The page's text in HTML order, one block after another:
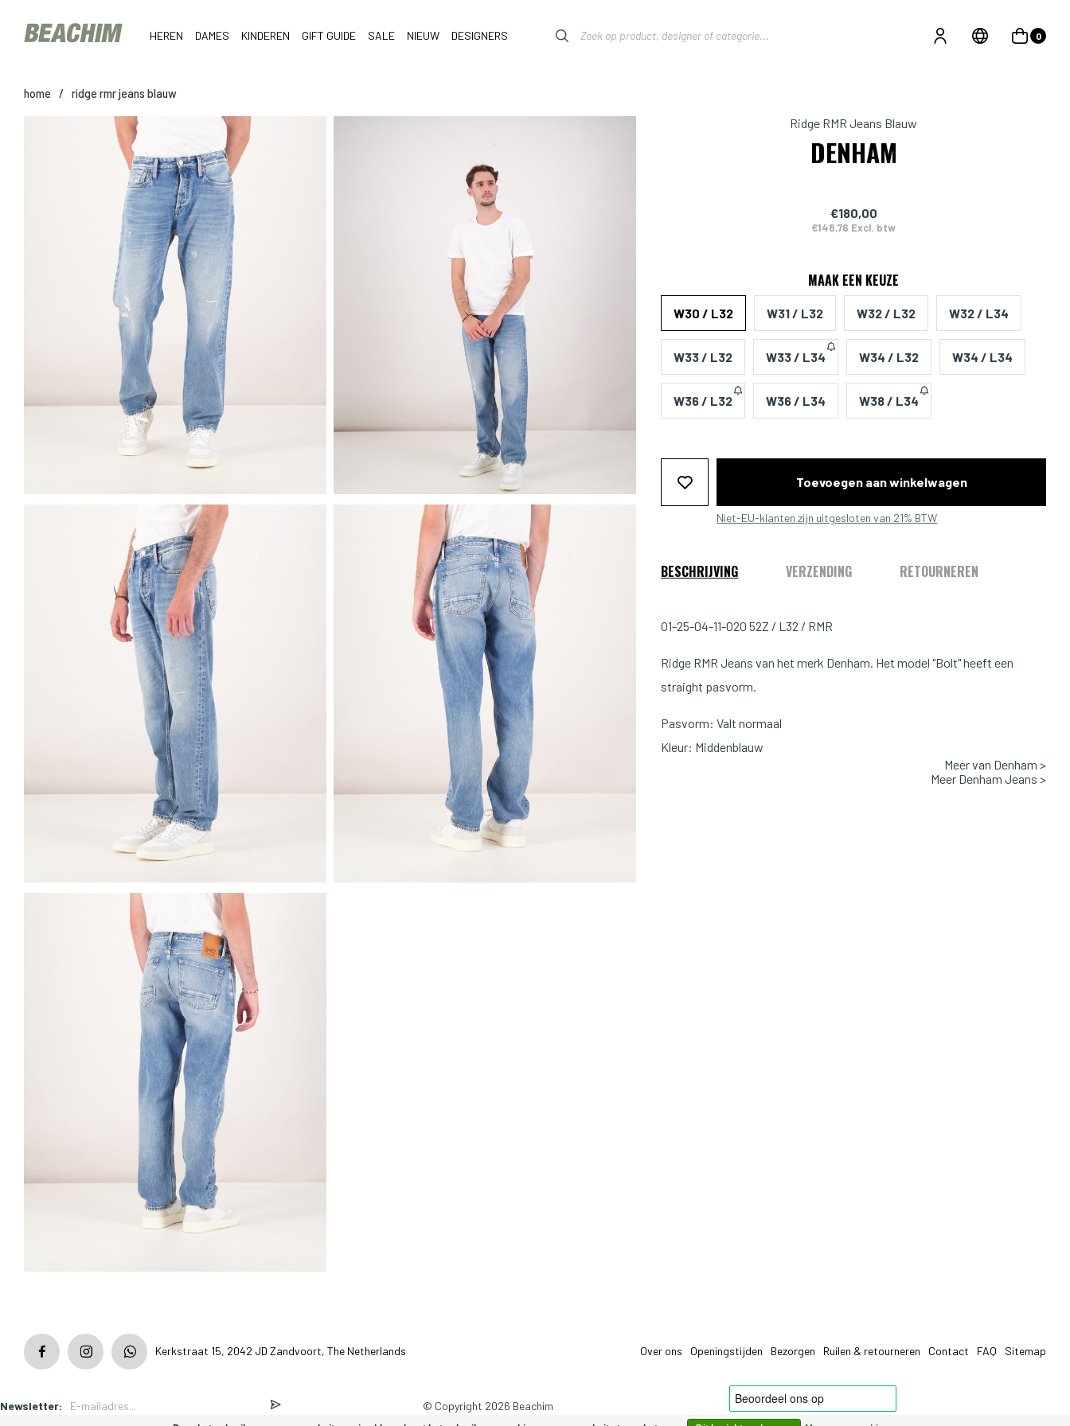
HEREN DAMES KINDEREN GIFT GUIDE SALE NIEUW DESIGNERS 0
home / ridge rmr jeans blauw
Ridge RMR Jeans Blauw
DENHAM
€180,00
€148,76 Excl. btw
MAAK EEN KEUZE
W30 / L32 W31 / L32 W32 / L32 W32 / L34
W33 / L32 W33 / L34 W34 / L32 W34 / L34
W36 / L32 W38 / L34
W36 / L34
Toevoegen aan winkelwagen
Niet-EU-klanten zijn uitgesloten van 21% BTW
BESCHRIJVING VERZENDING RETOURNEREN
01-25-04-11-020 52Z / L32 / RMR
Ridge RMR Jeans van het merk Denham. Het model "Bolt" heeft een
straight pasvorm.
Pasvorm: Valt normaal
Kleur: Middenblauw
Meer van Denham >
Meer Denham Jeans >
Kerkstraat 15, 2042 JD Zandvoort, The Netherlands Over ons Openingstijden Bezorgen Ruilen & retourneren Contact FAQ Sitemap
Newsletter: © Copyright 2026 Beachim